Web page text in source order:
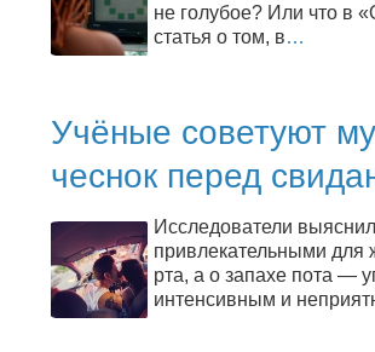
не голубое? Или что в
статья о том, в…
Учёные советуют
чеснок перед
Исследователи
привлекательными для
рта, а о запахе пота —
интенсивным и